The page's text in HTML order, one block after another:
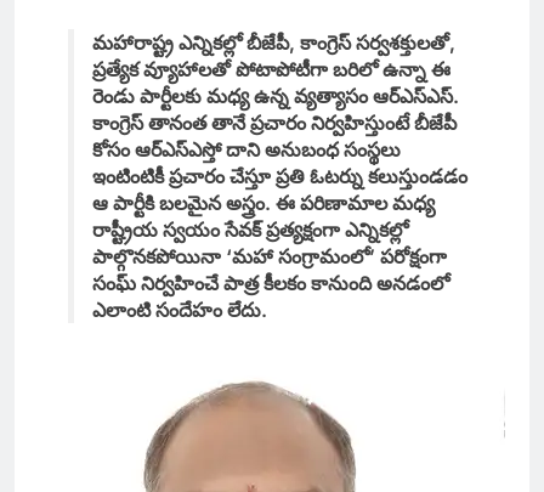
మహారాష్ట్ర ఎన్నికల్లో బీజేపీ, కాంగ్రెస్ సర్వశక్తులతో,
ప్రత్యేక వ్యూహాలతో పోటాపోటీగా బరిలో ఉన్నా ఈ
రెండు పార్టీలకు మధ్య ఉన్న వ్యత్యాసం ఆర్ఎస్ఎస్.
కాంగ్రెస్ తానంత తానే ప్రచారం నిర్వహిస్తుంటే బీజేపీ
కోసం ఆర్ఎస్ఎస్తో దాని అనుబంధ సంస్థలు
ఇంటింటికీ ప్రచారం చేస్తూ ప్రతి ఓటర్ను కలుస్తుండడం
ఆ పార్టీకి బలమైన అస్త్రం. ఈ పరిణామాల మధ్య
రాష్ట్రీయ స్వయం సేవక్ ప్రత్యక్షంగా ఎన్నికల్లో
పాల్గొనకపోయినా ‘మహా సంగ్రామంలో’ పరోక్షంగా
సంఘ్ నిర్వహించే పాత్ర కీలకం కానుంది అనడంలో
ఎలాంటి సందేహం లేదు.